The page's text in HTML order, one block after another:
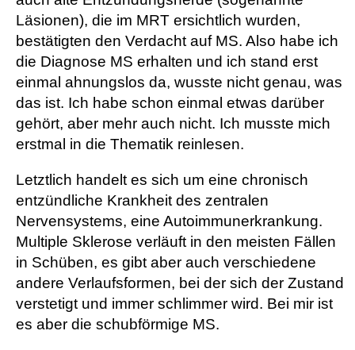
Läsionen), die im MRT ersichtlich wurden,
bestätigten den Verdacht auf MS. Also habe ich
die Diagnose MS erhalten und ich stand erst
einmal ahnungslos da, wusste nicht genau, was
das ist. Ich habe schon einmal etwas darüber
gehört, aber mehr auch nicht. Ich musste mich
erstmal in die Thematik reinlesen.
Letztlich handelt es sich um eine chronisch
entzündliche Krankheit des zentralen
Nervensystems, eine Autoimmunerkrankung.
Multiple Sklerose verläuft in den meisten Fällen
in Schüben, es gibt aber auch verschiedene
andere Verlaufsformen, bei der sich der Zustand
verstetigt und immer schlimmer wird. Bei mir ist
es aber die schubförmige MS.